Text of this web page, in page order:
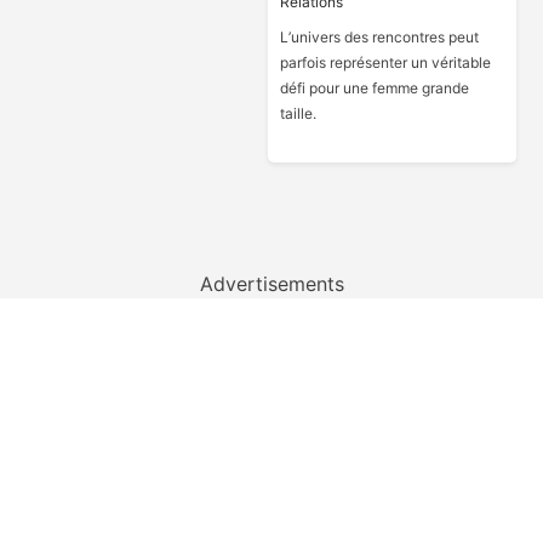
L’univers des rencontres peut
parfois représenter un véritable
défi pour une femme grande
taille.
Advertisements